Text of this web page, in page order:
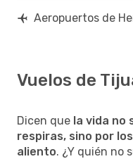
Aeropuertos de
Vuelos de
Dicen que la vida no
respiras, sino por
aliento. ¿Y quién no